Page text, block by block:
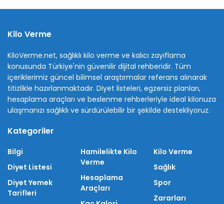
Kilo Verme
KiloVerme.net, sağlıklı kilo verme ve kalıcı zayıflama
konusunda Türkiye'nin güvenilir dijital rehberidir. Tüm
içeriklerimiz güncel bilimsel araştırmalar referans alınarak
titizlikle hazırlanmaktadır. Diyet listeleri, egzersiz planları,
hesaplama araçları ve beslenme rehberleriyle ideal kilonuza
ulaşmanızı sağlıklı ve sürdürülebilir bir şekilde destekliyoruz.
Kategoriler
Bilgi
Diyet Listesi
Diyet Yemek
Tarifleri
Hamilelikte Kilo
Verme
Hesaplama
Araçları
Kilo Verme
Sağlık
Spor
Zararları